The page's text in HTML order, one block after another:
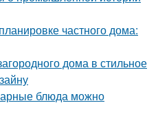
частного дома:
дома в стильное
блюда можно